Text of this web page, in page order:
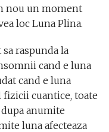
nou un moment
loc Luna Plina.
raspunda la
cand e luna
cand e luna
fizicii cuantice, toate
anumite
luna afecteaza